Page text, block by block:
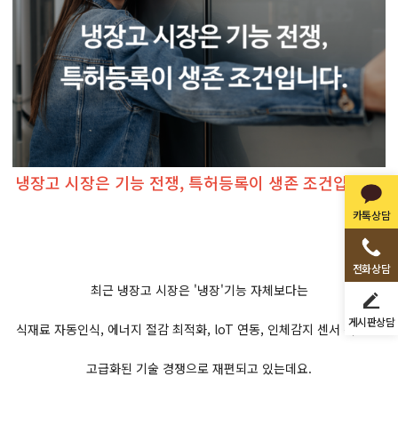
카톡상담
전화상담
게시판상담
냉장고 시장은 기능 전쟁, 특허등록이 생존 조건입니다.
최근 냉장고 시장은 '냉장'기능 자체보다는
식재료 자동인식, 에너지 절감 최적화, loT 연동, 인체감지 센서 적용 등
고급화된 기술 경쟁으로 재편되고 있는데요.